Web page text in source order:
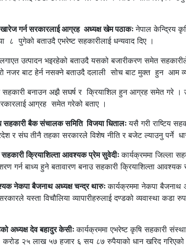
गर्न सरकारलाई आग्रह अध्यक्ष खेम पठाकःनेपाल केन्द्रिय
पुगेको बताउदै एभरेष्ट सहकारीलाई धन्यवाद दिए ।
लगाएत उत्पादन भइरहेको बताउदै यसको बजारीकरण समेत
नजर बाट हेर्न नसक्ने बताउदै दलाली सोच बाट मुक्त हुन आम
सहकारी बनाउन अझै सघर्ष र क्रियाशिल हुन आग्रह समेत गरे
आग्रह समेत गरेको बताए ।
सहकारी बैक संचालक समिति विजया धितालःयसै गरी राष्टिय
र संघ तीनै तहका सरकारले विशेष नीति र बजेट ल्याउनु पर्ने
क्रियाशिल्ता आवश्यक प्रेम सुवेदीःकार्यक्रममा जिल्ला
गर्न बाध्य हुने बतावारण बनाउ सहकारी क्रियाशिल्ता
नेकपा बैजनाथ अध्यक्ष चन्द्र थारुःकार्यक्रममा नेकपा
यस्ता विचौलिया व्यापारीहरुलाई दण्डको व्यवास्था
अध्यक्ष देव बहादुर केसीःकार्यक्रममा एभरेष्ट कृषि सहकारी
२५ लाख ५७ हजार ६ सय ८७ रुपैयाको धान खरिद गरिएको